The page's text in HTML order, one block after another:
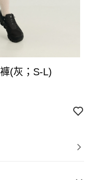
(灰；S-L)